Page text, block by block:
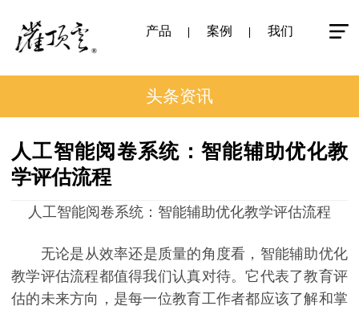
产品 案例 我们
头条资讯
人工智能阅卷系统：智能辅助优化教
学评估流程
人工智能阅卷系统：智能辅助优化教学评估流程
无论是从效率还是质量的角度看，智能辅助优化
教学评估流程都值得我们认真对待。它代表了教育评
估的未来方向，是每一位教育工作者都应该了解和掌